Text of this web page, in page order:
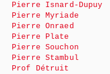
Pierre Isnard-Dupuy
Pierre Myriade
Pierre Onraed
Pierre Plate
Pierre Souchon
Pierre Stambul
Prof Détruit